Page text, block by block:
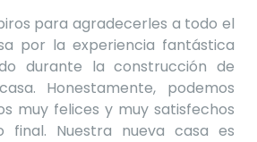
para agradecerles a todo el
por la experiencia fantástica
durante la construcción de
Honestamente, podemos
muy felices y muy satisfechos
final. Nuestra nueva casa es